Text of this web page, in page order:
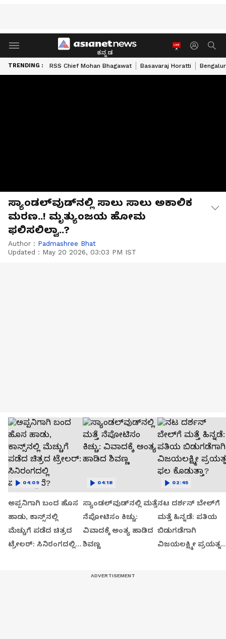
ಕನ್ನಡ
TRENDING : RSS Chief Mohan Bhagawat Basavaraj Horatti
ಸ್ಯಾಂಡಲ್​​ವುಡ್​​ನಲ್ಲಿ ಸಾಲು ಸಾಲು ಅಕಾಲಿಕ
ಮರಣ..! ಮೃತ್ಯುಂಜಯ ಹೋಮ
ಫಲಿಸಲಿಲ್ವಾ..?
Author : Padmashree Bhat
Updated : May 20 2026, 03:03 PM IST
ಅಪ್ಪನಿಗಾಗಿ ಬಂದ ಹೊಸ
ಹಾಡು, ಕಾನ್ಸ್‌ನಲ್ಲಿ
ಮೆಚ್ಚುಗೆ ಪಡೆದ ಚಿತ್ರದ
ಟ್ರೇಲರ್: ಸಿನಿರಂಗದಲ್ಲಿ
04:09
ಸ್ಯಾಂಡಲ್​ವುಡ್​ನಲ್ಲಿ ಮತ್ತೆ
ನೆಪೋಟಿಸಂ ಕಿಚ್ಚು:
ವಿವಾದಕ್ಕೆ ಅಂತ್ಯ ಹಾಡಿದ
ಶಿವಣ್ಣ
04:18
ನಟ ದರ್ಶನ್ ಬೇಲ್‌ಗೆ
ಮತ್ತೆ ಹಿನ್ನಡೆ: ಪತಿಯ
ಬಿಡುಗಡೆಗಾಗಿ
ವಿಜಯಲಕ್ಷ್ಮೀ ಪ್ರಯತ್ನ
02:45